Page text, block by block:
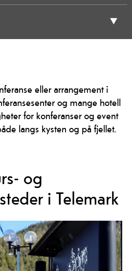
eller arrangement i
og mange hotell
for konferanser og event
langs kysten og på fjellet.
og
i Telemark